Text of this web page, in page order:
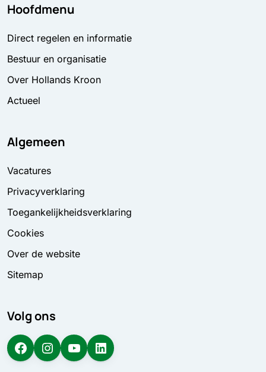
Hoofdmenu
Direct regelen en informatie
Bestuur en organisatie
Over Hollands Kroon
Actueel
Algemeen
Vacatures
Privacyverklaring
Toegankelijkheidsverklaring
Cookies
Over de website
Sitemap
Volg ons
Facebook Instagram YouTube LinkedIn